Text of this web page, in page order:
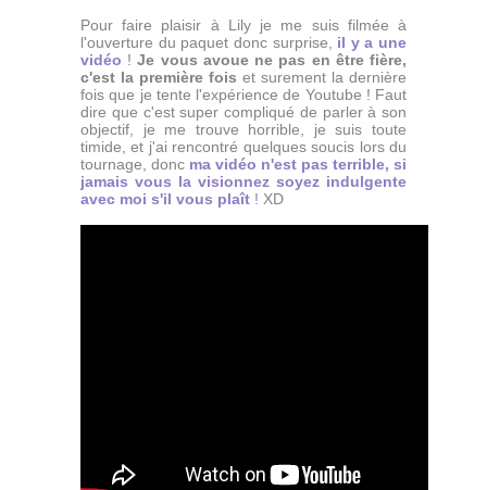
Pour faire plaisir à Lily je me suis filmée à
l'ouverture du paquet donc surprise,
il y a une
vidéo ! Je vous avoue ne pas en être fière,
c'est la première fois et surement la dernière
fois que je tente l'expérience de Youtube ! Faut
dire que c'est super compliqué de parler à son
objectif, je me trouve horrible, je suis toute
timide, et j'ai rencontré quelques soucis lors du
tournage, donc ma vidéo n'est pas terrible, si
jamais vous la visionnez soyez indulgente
avec moi s'il vous plaît ! XD